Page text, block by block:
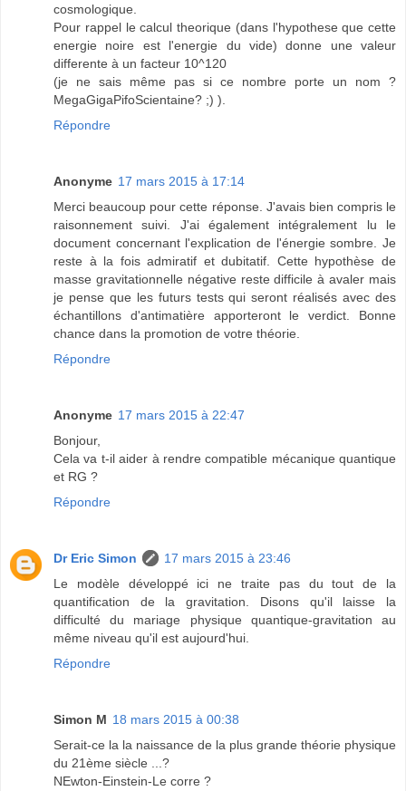
cosmologique.
Pour rappel le calcul theorique (dans l'hypothese que cette
energie noire est l'energie du vide) donne une valeur
differente à un facteur 10^120
(je ne sais même pas si ce nombre porte un nom ?
MegaGigaPifoScientaine? ;) ).
Répondre
Anonyme 17 mars 2015 à 17:14
Merci beaucoup pour cette réponse. J'avais bien compris le
raisonnement suivi. J'ai également intégralement lu le
document concernant l'explication de l'énergie sombre. Je
reste à la fois admiratif et dubitatif. Cette hypothèse de
masse gravitationnelle négative reste difficile à avaler mais
je pense que les futurs tests qui seront réalisés avec des
échantillons d'antimatière apporteront le verdict. Bonne
chance dans la promotion de votre théorie.
Répondre
Anonyme 17 mars 2015 à 22:47
Bonjour,
Cela va t-il aider à rendre compatible mécanique quantique
et RG ?
Répondre
Dr Eric Simon
17 mars 2015 à 23:46
Le modèle développé ici ne traite pas du tout de la
quantification de la gravitation. Disons qu'il laisse la
difficulté du mariage physique quantique-gravitation au
même niveau qu'il est aujourd'hui.
Répondre
Simon M 18 mars 2015 à 00:38
Serait-ce la la naissance de la plus grande théorie physique
du 21ème siècle ...?
NEwton-Einstein-Le corre ?